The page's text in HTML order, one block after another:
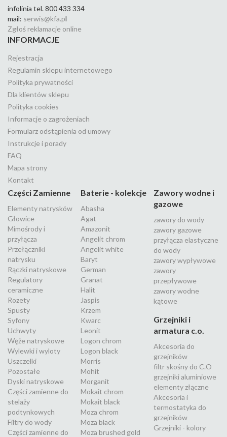
infolinia tel. 800 433 334
mail: serwis@kfa.pl
Zgłoś reklamacje online
INFORMACJE
Rejestracja
Regulamin sklepu internetowego
Polityka prywatności
Dla klientów sklepu
Polityka cookies
Informacje o zagrożeniach
Formularz odstąpienia od umowy
Instrukcje i porady
FAQ
Mapa strony
Kontakt
Części Zamienne
Elementy natrysków
Głowice
Mimośrody i
przyłącza
Przełączniki
natrysku
Rączki natryskowe
Regulatory
ceramiczne
Rozety
Spusty
Syfony
Uchwyty
Węże natryskowe
Wylewki i wyloty
Uszczelki
Pozostałe
Dyski natryskowe
Części zamienne do
stelaży
podtynkowych
Filtry do wody
Części zamienne do
Baterie - kolekcje
Abasha
Agat
Amazonit
Angelit chrom
Angelit white
Baryt
German
Granat
Halit
Jaspis
Krzem
Kwarc
Leonit
Logon chrom
Logon black
Morris
Mohit
Morganit
Mokait chrom
Mokait black
Moza chrom
Moza black
Moza brushed gold
Zawory wodne i
gazowe
zawory do wody
zawory gazowe
przyłącza elastyczne
do wody
zawory wypływowe
zawory
przepływowe
zawory wodne
kątowe
Grzejniki i
armatura c.o.
Akcesoria do
grzejników
filtr skośny do C.O
grzejniki aluminiowe
elementy złączne
Akcesoria i
termostatyka do
grzejników
Grzejniki - kolory